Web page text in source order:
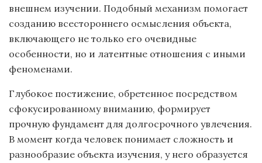
внешнем изучении. Подобный механизм помогает
созданию всестороннего осмысления объекта,
включающего не только его очевидные
особенности, но и латентные отношения с иными
феноменами.
Глубокое постижение, обретенное посредством
сфокусированному вниманию, формирует
прочную фундамент для долгосрочного увлечения.
В момент когда человек понимает сложность и
разнообразие объекта изучения, у него образуется